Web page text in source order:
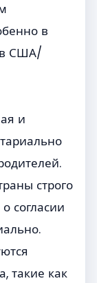
в
в США/
и
строго
согласии
такие как